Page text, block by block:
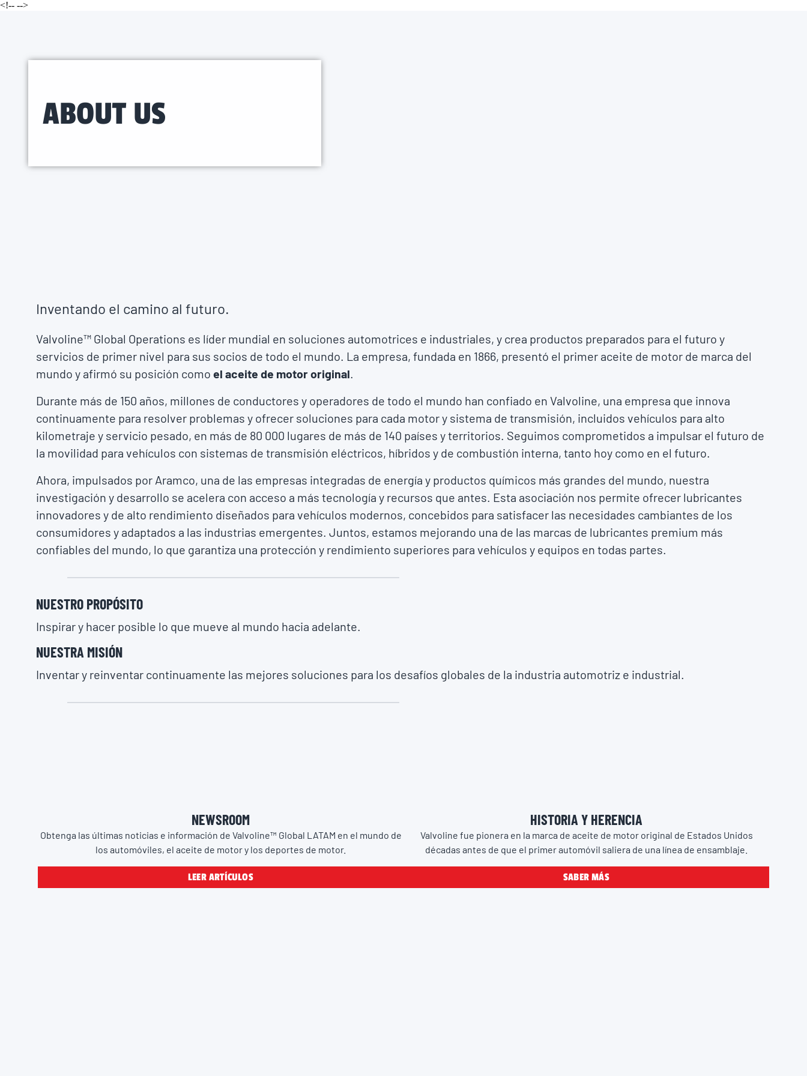
<!-- -->
ABOUT US
Inventando el camino al futuro.
Valvoline™ Global Operations es líder mundial en soluciones automotrices e industriales, y crea productos preparados para el futuro y
servicios de primer nivel para sus socios de todo el mundo. La empresa, fundada en 1866, presentó el primer aceite de motor de marca del
mundo y afirmó su posición como el aceite de motor original
Durante más de 150 años, millones de conductores y operadores de todo el mundo han confiado en Valvoline, una empresa que innova
continuamente para resolver problemas y ofrecer soluciones para cada motor y sistema de transmisión, incluidos vehículos para alto
kilometraje y servicio pesado, en más de 80 000 lugares de más de 140 países y territorios. Seguimos comprometidos a impulsar el futuro de
la movilidad para vehículos con sistemas de transmisión eléctricos, híbridos y de combustión interna, tanto hoy como en el futuro.
Ahora, impulsados por Aramco, una de las empresas integradas de energía y productos químicos más grandes del mundo, nuestra
investigación y desarrollo se acelera con acceso a más tecnología y recursos que antes. Esta asociación nos permite ofrecer lubricantes
innovadores y de alto rendimiento diseñados para vehículos modernos, concebidos para satisfacer las necesidades cambiantes de los
consumidores y adaptados a las industrias emergentes. Juntos, estamos mejorando una de las marcas de lubricantes premium más
confiables del mundo, lo que garantiza una protección y rendimiento superiores para vehículos y equipos en todas partes.
NUESTRO PROPÓSITO
Inspirar y hacer posible lo que mueve al mundo hacia adelante.
NUESTRA MISIÓN
Inventar y reinventar continuamente las mejores soluciones para los desafíos globales de la industria automotriz e industrial.
NEWSROOM
Obtenga las últimas noticias e información de Valvoline™ Global LATAM en el mundo de
los automóviles, el aceite de motor y los deportes de motor.
LEER ARTÍCULOS
HISTORIA Y HERENCIA
Valvoline fue pionera en la marca de aceite de motor original de Estados Unidos
décadas antes de que el primer automóvil saliera de una línea de ensamblaje.
SABER MÁS